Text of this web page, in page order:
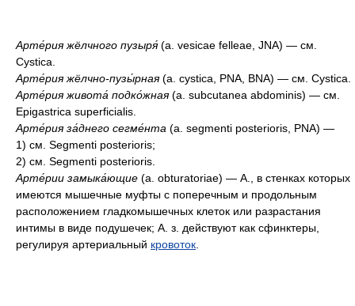
Арте́рия жёлчного пузыря́(a. vesicae felleae, JNA) — см.
Cystica.
Арте́рия жёлчно-пузы́рная(a. cystica, PNA, BNA) — см. Cystica.
Арте́рия живота́ подко́жная(a. subcutanea abdominis) — см.
Epigastrica superficialis.
Арте́рия за́днего сегме́нта (a. segmenti posterioris, PNA) —
1) см. Segmenti posterioris;
2) см. Segmenti posterioris.
Арте́рии замыка́ющие (a. obturatoriae) — А., в стенках которых
имеются мышечные муфты с поперечным и продольным
расположением гладкомышечных клеток или разрастания
интимы в виде подушечек; А. з. действуют как сфинктеры,
регулируя артериальный кровоток